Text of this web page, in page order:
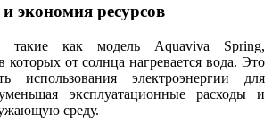
экономия ресурсов
такие как модель Aquaviva Spring,
от солнца нагревается вода. Это
использования электроэнергии для
эксплуатационные расходы и
среду.